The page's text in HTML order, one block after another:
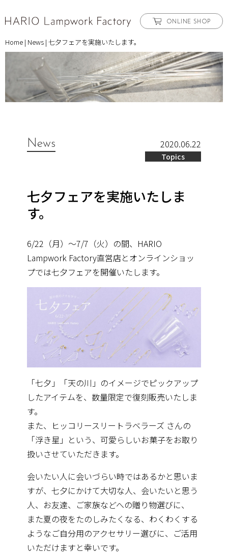
ONLINE SHOP
Home | News | 七夕フェアを実施いたします。
News 2020.06.22
Topics
七夕フェアを実施いたしま
す。
6/22（月）〜7/7（火）の間、HARIO
Lampwork Factory直営店とオンラインショッ
プでは七夕フェアを開催いたします。
「七夕」「天の川」のイメージでピックアップ
したアイテムを、数量限定で復刻販売いたしま
す。
また、ヒッコリースリートラベラーズ さんの
「浮き星」という、可愛らしいお菓子をお取り
扱いさせていただきます。
会いたい人に会いづらい時ではあるかと思いま
すが、七夕にかけて大切な人、会いたいと思う
人、お友達、ご家族などへの贈り物選びに、
また夏の夜をたのしみたくなる、わく わくする
ようなご自分用のアクセサリー選びに、ご活用
いただけますと幸いです。